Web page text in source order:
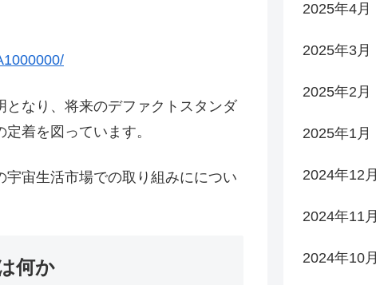
なり、将来のデファクトスタンダ
着を図っています。
宙生活市場での取り組みにについ
何か
2025年4月
2025年3月
2025年2月
2025年1月
2024年12月
2024年11月
2024年10月